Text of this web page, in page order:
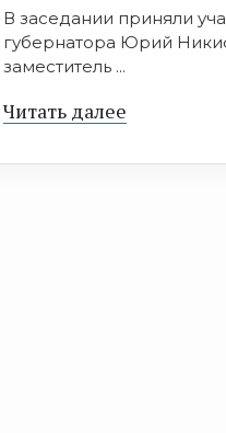
В заседании приняли
губернатора Юрий
заместитель ...
Читать далее